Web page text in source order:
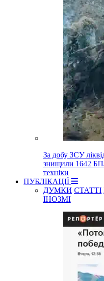
За добу ЗСУ
знищили 1642
техніки
ПУБЛІКАЦІЇ
ДУМКИ СТАТТІ
ІНОЗМІ